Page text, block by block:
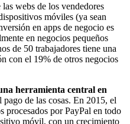
webs de los vendedores
móviles (ya sean
en apps de negocio es
en negocios pequeños
de 50 trabajadores tiene una
con el 19% de otros negocios
herramienta central en
de las cosas. En 2015, el
procesados por PayPal en todo
móvil, con un crecimiento